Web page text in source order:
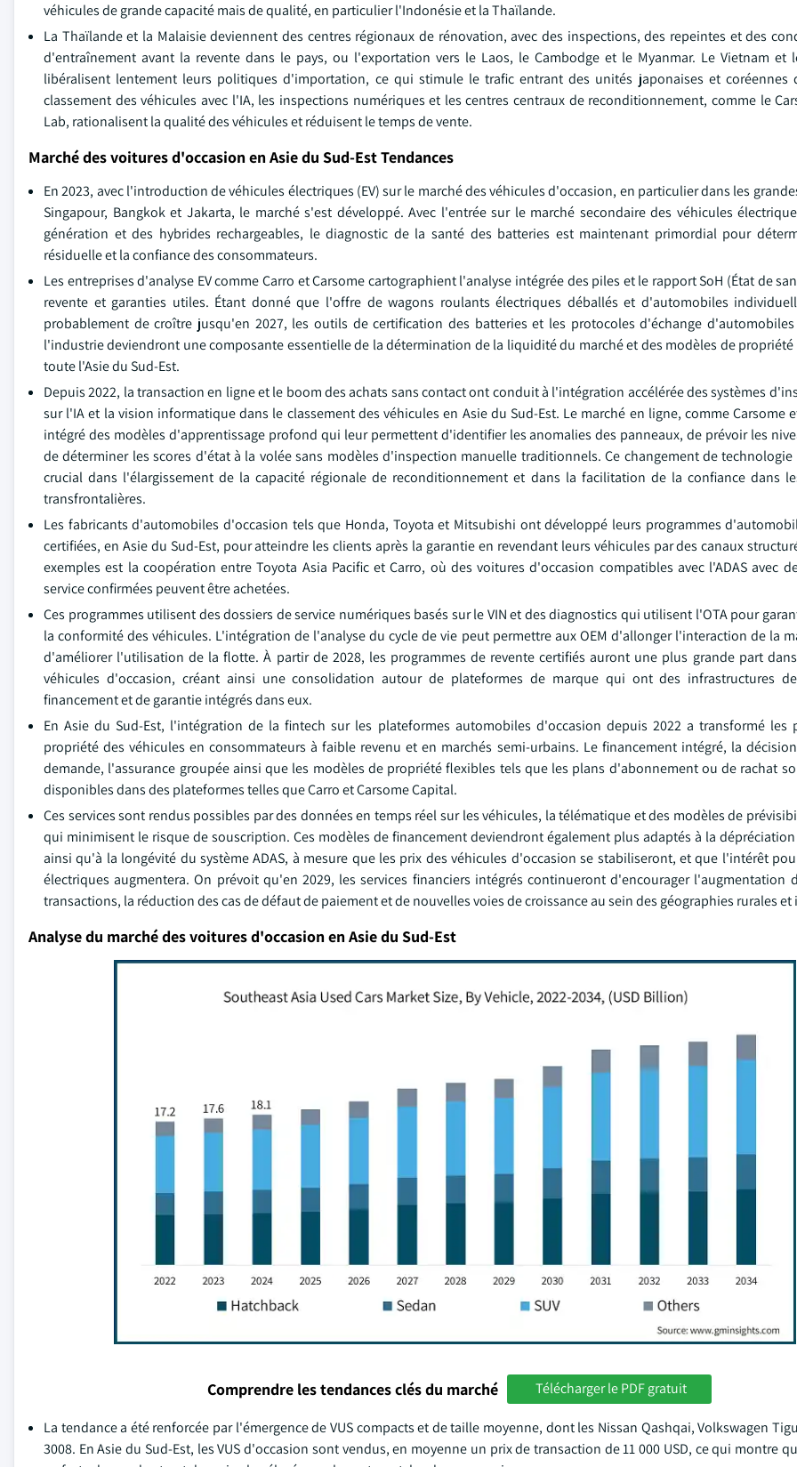
véhicules de grande capacité mais de qualité, en particulier l'Indonésie et la Thaïlande.
La Thaïlande et la Malaisie deviennent des centres régionaux de rénovation, avec des inspections, des repeintes et des
d'entraînement avant la revente dans le pays, ou l'exportation vers le Laos, le Cambodge et le Myanmar. Le Vietnam et
libéralisent lentement leurs politiques d'importation, ce qui stimule le trafic entrant des unités japonaises et coréennes
classement des véhicules avec l'IA, les inspections numériques et les centres centraux de reconditionnement, comme le
Lab, rationalisent la qualité des véhicules et réduisent le temps de vente.
Marché des voitures d'occasion en Asie du Sud-Est Tendances
En 2023, avec l'introduction de véhicules électriques (EV) sur le marché des véhicules d'occasion, en particulier dans les
Singapour, Bangkok et Jakarta, le marché s'est développé. Avec l'entrée sur le marché secondaire des véhicules
génération et des hybrides rechargeables, le diagnostic de la santé des batteries est maintenant primordial pour
résiduelle et la confiance des consommateurs.
Les entreprises d'analyse EV comme Carro et Carsome cartographient l'analyse intégrée des piles et le rapport SoH (État de
revente et garanties utiles. Étant donné que l'offre de wagons roulants électriques déballés et d'automobiles
probablement de croître jusqu'en 2027, les outils de certification des batteries et les protocoles d'échange
l'industrie deviendront une composante essentielle de la détermination de la liquidité du marché et des modèles de propriété
toute l'Asie du Sud-Est.
Depuis 2022, la transaction en ligne et le boom des achats sans contact ont conduit à l'intégration accélérée des systèmes
sur l'IA et la vision informatique dans le classement des véhicules en Asie du Sud-Est. Le marché en ligne, comme Carsome
intégré des modèles d'apprentissage profond qui leur permettent d'identifier les anomalies des panneaux, de prévoir les
de déterminer les scores d'état à la volée sans modèles d'inspection manuelle traditionnels. Ce changement de
crucial dans l'élargissement de la capacité régionale de reconditionnement et dans la facilitation de la confiance dans
transfrontalières.
Les fabricants d'automobiles d'occasion tels que Honda, Toyota et Mitsubishi ont développé leurs programmes
certifiées, en Asie du Sud-Est, pour atteindre les clients après la garantie en revendant leurs véhicules par des canaux
exemples est la coopération entre Toyota Asia Pacific et Carro, où des voitures d'occasion compatibles avec l'ADAS avec
service confirmées peuvent être achetées.
Ces programmes utilisent des dossiers de service numériques basés sur le VIN et des diagnostics qui utilisent l'OTA pour
la conformité des véhicules. L'intégration de l'analyse du cycle de vie peut permettre aux OEM d'allonger l'interaction de la
d'améliorer l'utilisation de la flotte. À partir de 2028, les programmes de revente certifiés auront une plus grande part
véhicules d'occasion, créant ainsi une consolidation autour de plateformes de marque qui ont des infrastructures
financement et de garantie intégrés dans eux.
En Asie du Sud-Est, l'intégration de la fintech sur les plateformes automobiles d'occasion depuis 2022 a transformé les
propriété des véhicules en consommateurs à faible revenu et en marchés semi-urbains. Le financement intégré, la
demande, l'assurance groupée ainsi que les modèles de propriété flexibles tels que les plans d'abonnement ou de rachat
disponibles dans des plateformes telles que Carro et Carsome Capital.
Ces services sont rendus possibles par des données en temps réel sur les véhicules, la télématique et des modèles de
qui minimisent le risque de souscription. Ces modèles de financement deviendront également plus adaptés à la
ainsi qu'à la longévité du système ADAS, à mesure que les prix des véhicules d'occasion se stabiliseront, et que l'intérêt
électriques augmentera. On prévoit qu'en 2029, les services financiers intégrés continueront d'encourager l'augmentation
transactions, la réduction des cas de défaut de paiement et de nouvelles voies de croissance au sein des géographies rurales et
Analyse du marché des voitures d'occasion en Asie du Sud-Est
Comprendre les tendances clés du marché Télécharger le PDF gratuit
La tendance a été renforcée par l'émergence de VUS compacts et de taille moyenne, dont les Nissan Qashqai, Volkswagen
3008. En Asie du Sud-Est, les VUS d'occasion sont vendus, en moyenne un prix de transaction de 11 000 USD, ce qui montre